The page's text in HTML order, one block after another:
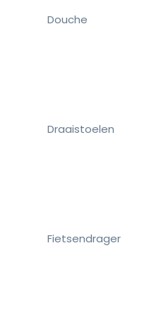
Douche
Draaistoelen
Fietsendrager